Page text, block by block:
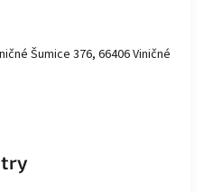
Šumice 376, 66406 Viničné